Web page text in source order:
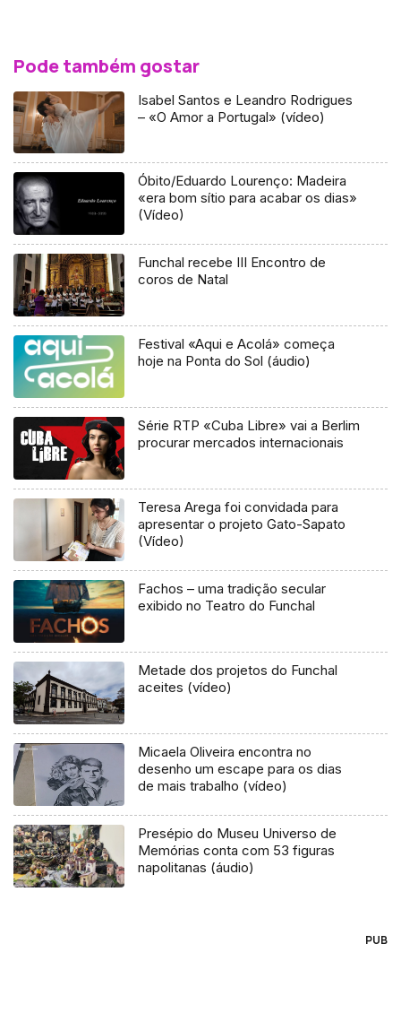
Pode também gostar
Isabel Santos e Leandro Rodrigues
– «O Amor a Portugal» (vídeo)
Óbito/Eduardo Lourenço: Madeira
«era bom sítio para acabar os dias»
(Vídeo)
Funchal recebe III Encontro de
coros de Natal
Festival «Aqui e Acolá» começa
hoje na Ponta do Sol (áudio)
Série RTP «Cuba Libre» vai a Berlim
procurar mercados internacionais
Teresa Arega foi convidada para
apresentar o projeto Gato-Sapato
(Vídeo)
Fachos – uma tradição secular
exibido no Teatro do Funchal
Metade dos projetos do Funchal
aceites (vídeo)
Micaela Oliveira encontra no
desenho um escape para os dias
de mais trabalho (vídeo)
Presépio do Museu Universo de
Memórias conta com 53 figuras
napolitanas (áudio)
PUB